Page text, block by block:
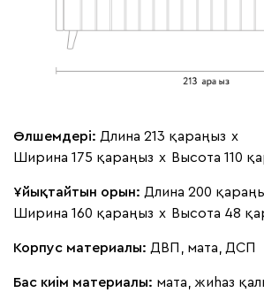
Өлшемдері: Длина 213 қараңыз х
Ширина 175 қараңыз х Высота 110
Ұйықтайтын орын: Длина 200
Ширина 160 қараңыз х Высота 48
Корпус материалы: ДВП, мата, ДСП
Бас киім материалы: мата, жиһаз